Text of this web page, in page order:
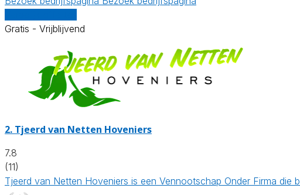
Gratis - Vrijblijvend
2. Tjeerd van Netten Hoveniers
7.8
(11)
Tjeerd van Netten Hoveniers is een Vennootschap Onder Firma